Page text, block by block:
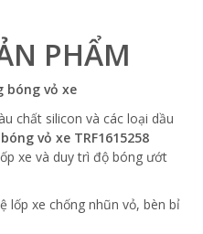
PHẨM
bóng vỏ xe
chất silicon và các loại dầu
vỏ xe TRF1615258
xe và duy trì độ bóng ướt
lốp xe chống nhũn vỏ, bèn bỉ